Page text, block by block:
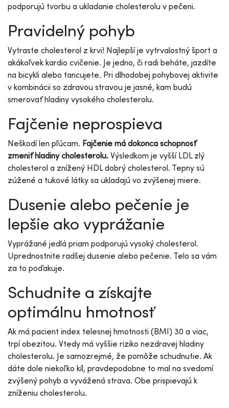
podporujú tvorbu a ukladanie cholesterolu v pečeni.
Pravidelný pohyb
Vytraste cholesterol z krvi! Najlepší je vytrvalostný šport a
akákoľvek kardio cvičenie. Je jedno, či radi beháte, jazdíte
na bicykli alebo tancujete. Pri dlhodobej pohybovej aktivite
v kombinácii so zdravou stravou je jasné, kam budú
smerovať hladiny vysokého cholesterolu.
Fajčenie neprospieva
Neškodí len pľúcam. Fajčenie má dokonca schopnosť
zmeniť hladiny cholesterolu. Výsledkom je vyšší LDL zlý
cholesterol a znížený HDL dobrý cholesterol. Tepny sú
zúžené a tukové látky sa ukladajú vo zvýšenej miere.
Dusenie alebo pečenie je
lepšie ako vyprážanie
Vyprážané jedlá priam podporujú vysoký cholesterol.
Uprednostnite radšej dusenie alebo pečenie. Telo sa vám
za to poďakuje.
Schudnite a získajte
optimálnu hmotnosť
Ak má pacient index telesnej hmotnosti (BMI) 30 a viac,
trpí obezitou. Vtedy má vyššie riziko nezdravej hladiny
cholesterolu. Je samozrejmé, že pomôže schudnutie. Ak
dáte dole niekoľko kíl, pravdepodobne to mal na svedomí
zvýšený pohyb a vyvážená strava. Obe prispievajú k
zníženiu cholesterolu.